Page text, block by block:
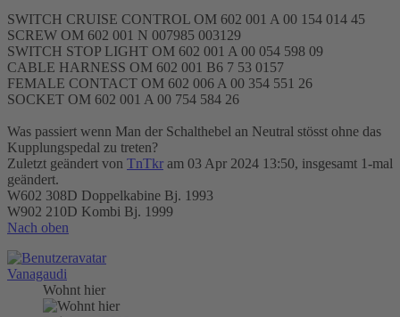
SWITCH CRUISE CONTROL OM 602 001 A 00 154 014 45
SCREW OM 602 001 N 007985 003129
SWITCH STOP LIGHT OM 602 001 A 00 054 598 09
CABLE HARNESS OM 602 001 B6 7 53 0157
FEMALE CONTACT OM 602 006 A 00 354 551 26
SOCKET OM 602 001 A 00 754 584 26
Was passiert wenn Man der Schalthebel an Neutral stösst ohne das
Kupplungspedal zu treten?
Zuletzt geändert von TnTkr am 03 Apr 2024 13:50, insgesamt 1-mal
geändert.
W602 308D Doppelkabine Bj. 1993
W902 210D Kombi Bj. 1999
Nach oben
Vanagaudi
Wohnt hier